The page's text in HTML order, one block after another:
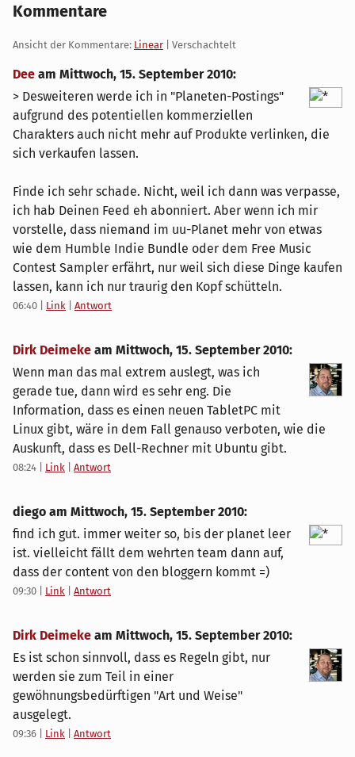
Kommentare
Ansicht der Kommentare: Linear | Verschachtelt
Dee am Mittwoch, 15. September 2010:
> Desweiteren werde ich in "Planeten-Postings"
aufgrund des potentiellen kommerziellen
Charakters auch nicht mehr auf Produkte verlinken, die
sich verkaufen lassen.
Finde ich sehr schade. Nicht, weil ich dann was verpasse,
ich hab Deinen Feed eh abonniert. Aber wenn ich mir
vorstelle, dass niemand im uu-Planet mehr von etwas
wie dem Humble Indie Bundle oder dem Free Music
Contest Sampler erfährt, nur weil sich diese Dinge kaufen
lassen, kann ich nur traurig den Kopf schütteln.
06:40 Link Antwort
Dirk Deimeke am Mittwoch, 15. September 2010:
Wenn man das mal extrem auslegt, was ich
gerade tue, dann wird es sehr eng. Die
Information, dass es einen neuen TabletPC mit
Linux gibt, wäre in dem Fall genauso verboten, wie die
Auskunft, dass es Dell-Rechner mit Ubuntu gibt.
08:24 Link Antwort
diego am Mittwoch, 15. September 2010:
find ich gut. immer weiter so, bis der planet leer
ist. vielleicht fällt dem wehrten team dann auf,
dass der content von den bloggern kommt =)
09:30 Link Antwort
Dirk Deimeke am Mittwoch, 15. September 2010:
Es ist schon sinnvoll, dass es Regeln gibt, nur
werden sie zum Teil in einer
gewöhnungsbedürftigen "Art und Weise"
ausgelegt.
09:36 Link Antwort